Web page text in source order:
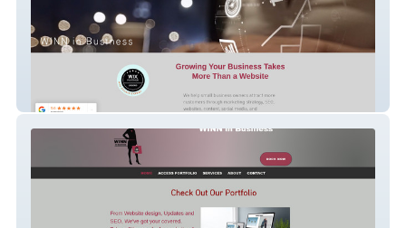
WINN in Business